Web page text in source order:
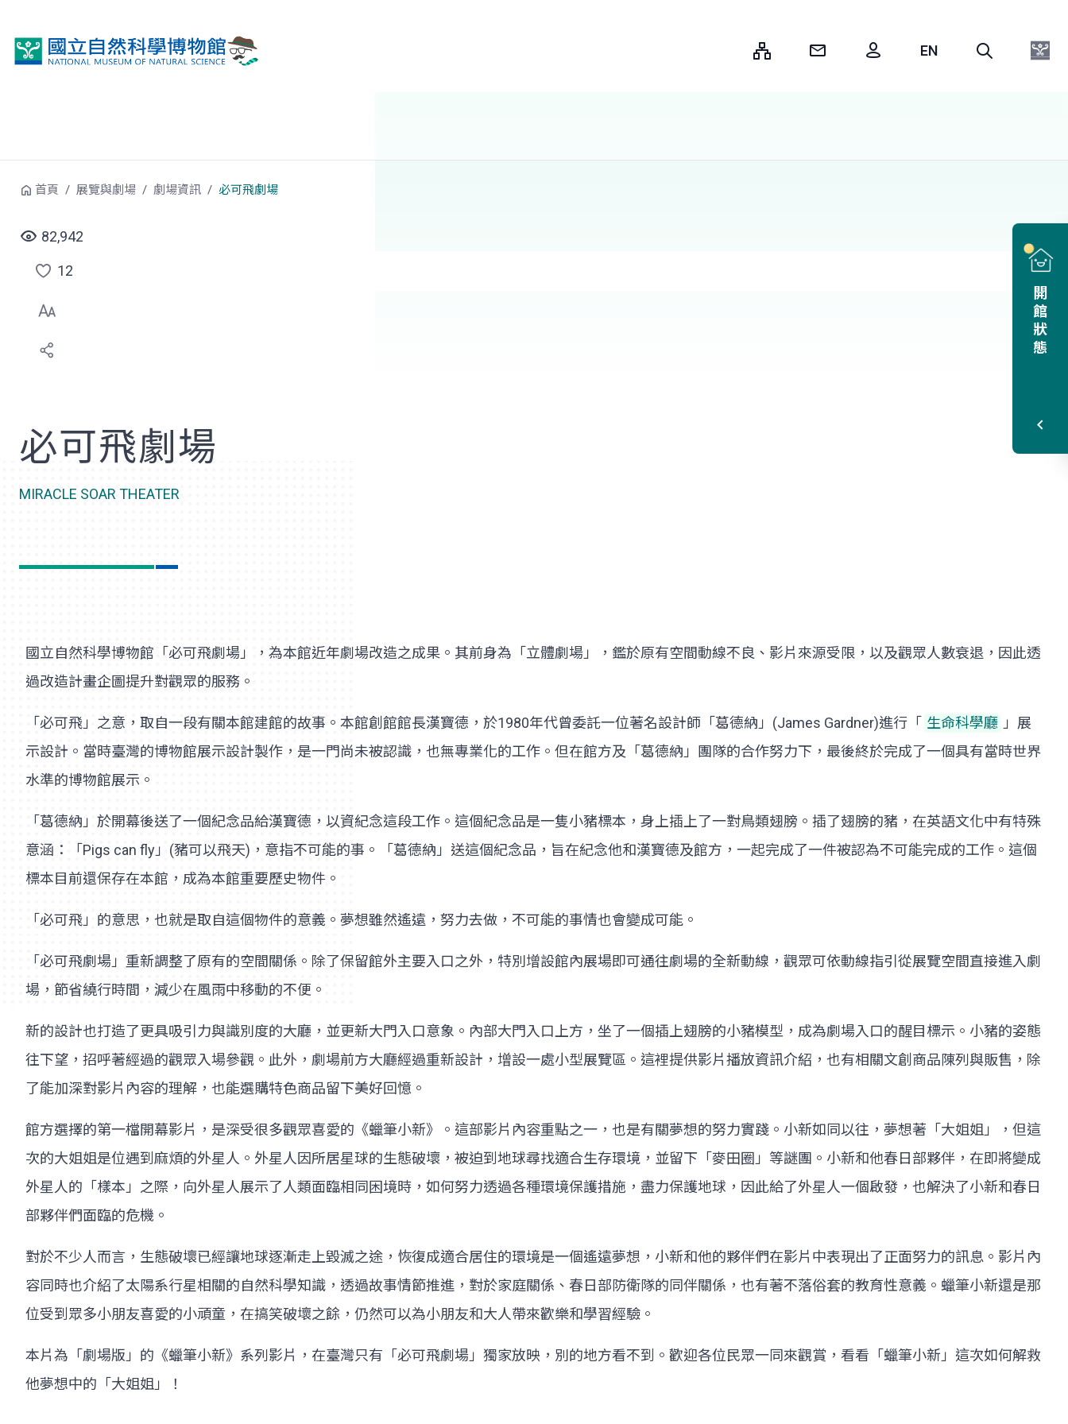
開館狀態
首頁 展覽與劇場 劇場資訊 必可飛劇場
82,942
點
選
喜
12
必可飛劇場
MIRACLE SOAR THEATER
國立自然科學博物館「必可飛劇場」，為本館近年劇場改造之成果。其前身為「立體劇場」，鑑於原有空間動線不良、影片來源受限，以及觀眾人數衰退，因此透
過改造計畫企圖提升對觀眾的服務。
「必可飛」之意，取自一段有關本館建館的故事。本館創館館長漢寶德，於1980年代曾委託一位著名設計師「葛德納」(James Gardner)進行「 生命科學廳 」展
示設計。當時臺灣的博物館展示設計製作，是一門尚未被認識，也無專業化的工作。但在館方及「葛德納」團隊的合作努力下，最後終於完成了一個具有當時世界
水準的博物館展示。
「葛德納」於開幕後送了一個紀念品給漢寶德，以資紀念這段工作。這個紀念品是一隻小豬標本，身上插上了一對鳥類翅膀。插了翅膀的豬，在英語文化中有特殊
意涵：「Pigs can fly」(豬可以飛天)，意指不可能的事。「葛德納」送這個紀念品，旨在紀念他和漢寶德及館方，一起完成了一件被認為不可能完成的工作。這個
標本目前還保存在本館，成為本館重要歷史物件。
「必可飛」的意思，也就是取自這個物件的意義。夢想雖然遙遠，努力去做，不可能的事情也會變成可能。
「必可飛劇場」重新調整了原有的空間關係。除了保留館外主要入口之外，特別增設館內展場即可通往劇場的全新動線，觀眾可依動線指引從展覽空間直接進入劇
場，節省繞行時間，減少在風雨中移動的不便。
新的設計也打造了更具吸引力與識別度的大廳，並更新大門入口意象。內部大門入口上方，坐了一個插上翅膀的小豬模型，成為劇場入口的醒目標示。小豬的姿態
往下望，招呼著經過的觀眾入場參觀。此外，劇場前方大廳經過重新設計，增設一處小型展覽區。這裡提供影片播放資訊介紹，也有相關文創商品陳列與販售，除
了能加深對影片內容的理解，也能選購特色商品留下美好回憶。
館方選擇的第一檔開幕影片，是深受很多觀眾喜愛的《蠟筆小新》。這部影片內容重點之一，也是有關夢想的努力實踐。小新如同以往，夢想著「大姐姐」，但這
次的大姐姐是位遇到麻煩的外星人。外星人因所居星球的生態破壞，被迫到地球尋找適合生存環境，並留下「麥田圈」等謎團。小新和他春日部夥伴，在即將變成
外星人的「樣本」之際，向外星人展示了人類面臨相同困境時，如何努力透過各種環境保護措施，盡力保護地球，因此給了外星人一個啟發，也解決了小新和春日
部夥伴們面臨的危機。
對於不少人而言，生態破壞已經讓地球逐漸走上毀滅之途，恢復成適合居住的環境是一個遙遠夢想，小新和他的夥伴們在影片中表現出了正面努力的訊息。影片內
容同時也介紹了太陽系行星相關的自然科學知識，透過故事情節推進，對於家庭關係、春日部防衛隊的同伴關係，也有著不落俗套的教育性意義。蠟筆小新還是那
位受到眾多小朋友喜愛的小頑童，在搞笑破壞之餘，仍然可以為小朋友和大人帶來歡樂和學習經驗。
本片為「劇場版」的《蠟筆小新》系列影片，在臺灣只有「必可飛劇場」獨家放映，別的地方看不到。歡迎各位民眾一同來觀賞，看看「蠟筆小新」這次如何解救
他夢想中的「大姐姐」！